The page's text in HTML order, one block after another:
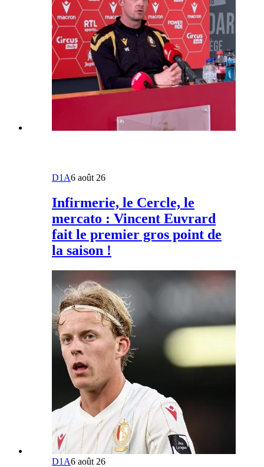
D1A6 août 26
Infirmerie, le Cercle, le
mercato : Vincent Euvrard
fait le premier gros point de
la saison !
D1A6 août 26